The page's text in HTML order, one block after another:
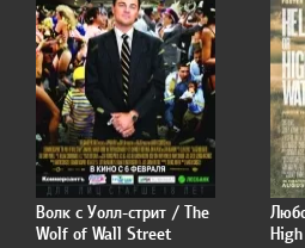
Волк с Уолл-стрит / The
Wolf of Wall Street